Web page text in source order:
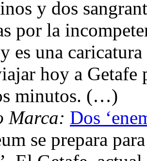
y dos
por la
es una
hoy a Getafe
minutos. (…)
Marca: Dos
se prepara